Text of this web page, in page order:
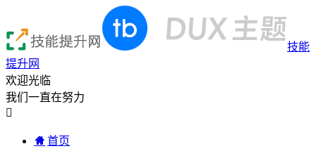
技能
提升网
欢迎光临
我们一直在努力

首页